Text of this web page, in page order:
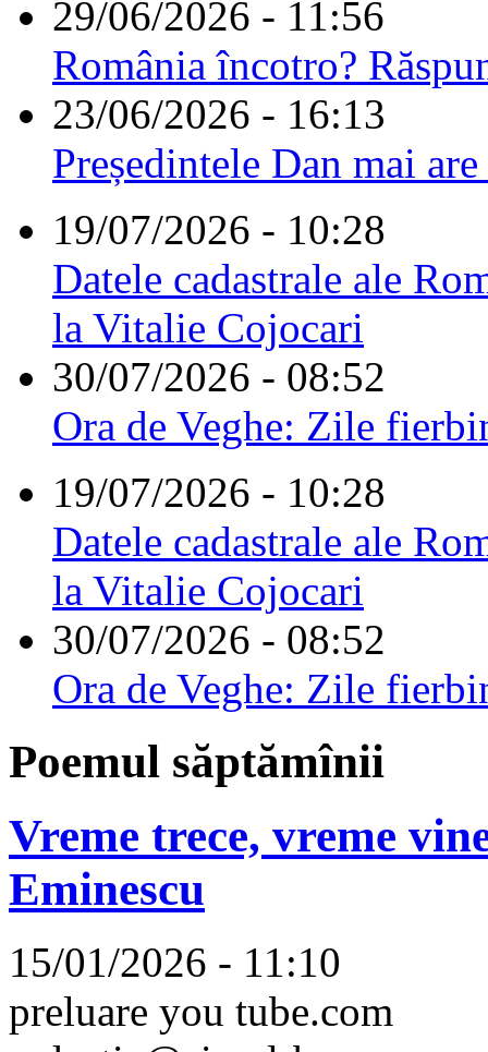
29/06/2026 - 11:56
România încotro?
23/06/2026 - 16:13
Președintele Dan mai
19/07/2026 - 10:28
Datele cadastrale ale
la Vitalie Cojocari
30/07/2026 - 08:52
Ora de Veghe: Zile
19/07/2026 - 10:28
Datele cadastrale ale
la Vitalie Cojocari
30/07/2026 - 08:52
Ora de Veghe: Zile
Poemul săptămînii
Vreme trece, vreme
Eminescu
15/01/2026 - 11:10
preluare you tube.com